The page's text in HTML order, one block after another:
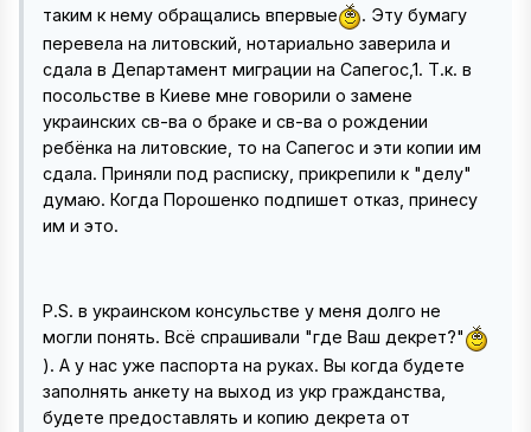
таким к нему обращались впервые
. Эту бумагу
перевела на литовский, нотариально заверила и
сдала в Департамент миграции на Сапегос,1. Т.к. в
посольстве в Киеве мне говорили о замене
украинских св-ва о браке и св-ва о рождении
ребёнка на литовские, то на Сапегос и эти копии им
сдала. Приняли под расписку, прикрепили к "делу"
думаю. Когда Порошенко подпишет отказ, принесу
им и это.
P.S. в украинском консульстве у меня долго не
могли понять. Всё спрашивали "где Ваш декрет?"
). А у нас уже паспорта на руках. Вы когда будете
заполнять анкету на выход из укр гражданства,
будете предоставлять и копию декрета от